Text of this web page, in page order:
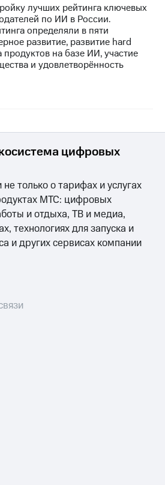
лучших рейтинга ключевых
по ИИ в России.
определяли в пяти
развитие, развитие hard
продуктов на базе ИИ, участие
и удовлетворённость
цифровых
только о тарифах и услугах
МТС: цифровых
и отдыха, ТВ и медиа,
технологиях для запуска и
и других сервисах компании